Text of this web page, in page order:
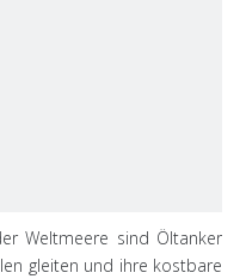
Weltmeere sind Öltanker
gleiten und ihre kostbare